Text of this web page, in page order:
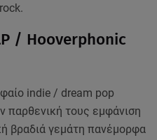
/ Hooverphonic
indie / dream pop
παρθενική τους εμφάνιση
βραδιά γεμάτη πανέμορφα